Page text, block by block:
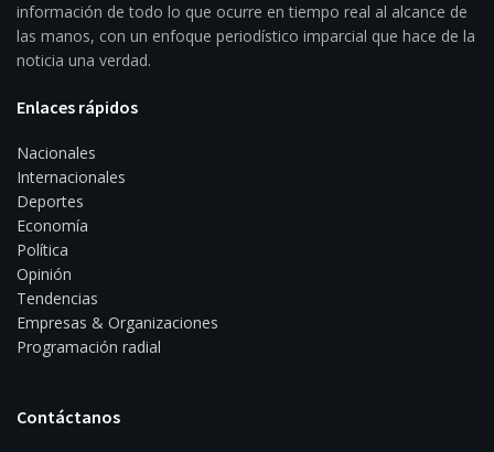
información de todo lo que ocurre en tiempo real al alcance de
las manos, con un enfoque periodístico imparcial que hace de la
noticia una verdad.
Enlaces rápidos
Nacionales
Internacionales
Deportes
Economía
Política
Opinión
Tendencias
Empresas & Organizaciones
Programación radial
Contáctanos